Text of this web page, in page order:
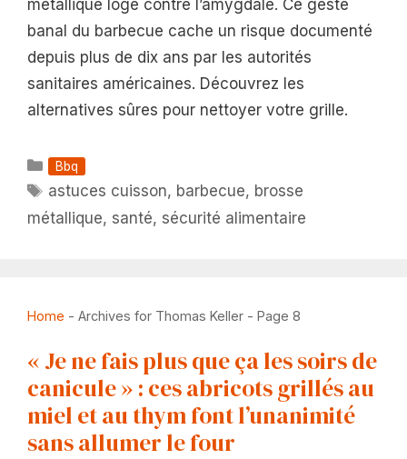
métallique logé contre l’amygdale. Ce geste
banal du barbecue cache un risque documenté
depuis plus de dix ans par les autorités
sanitaires américaines. Découvrez les
alternatives sûres pour nettoyer votre grille.
Catégories
Bbq
Étiquettes
astuces cuisson, barbecue, brosse
métallique, santé, sécurité alimentaire
Home - Archives for Thomas Keller - Page 8
« Je ne fais plus que ça les soirs de
canicule » : ces abricots grillés au
miel et au thym font l’unanimité
sans allumer le four